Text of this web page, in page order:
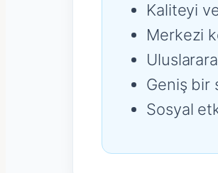
Kaliteyi
Merkezi
Geniş bir
Sosyal